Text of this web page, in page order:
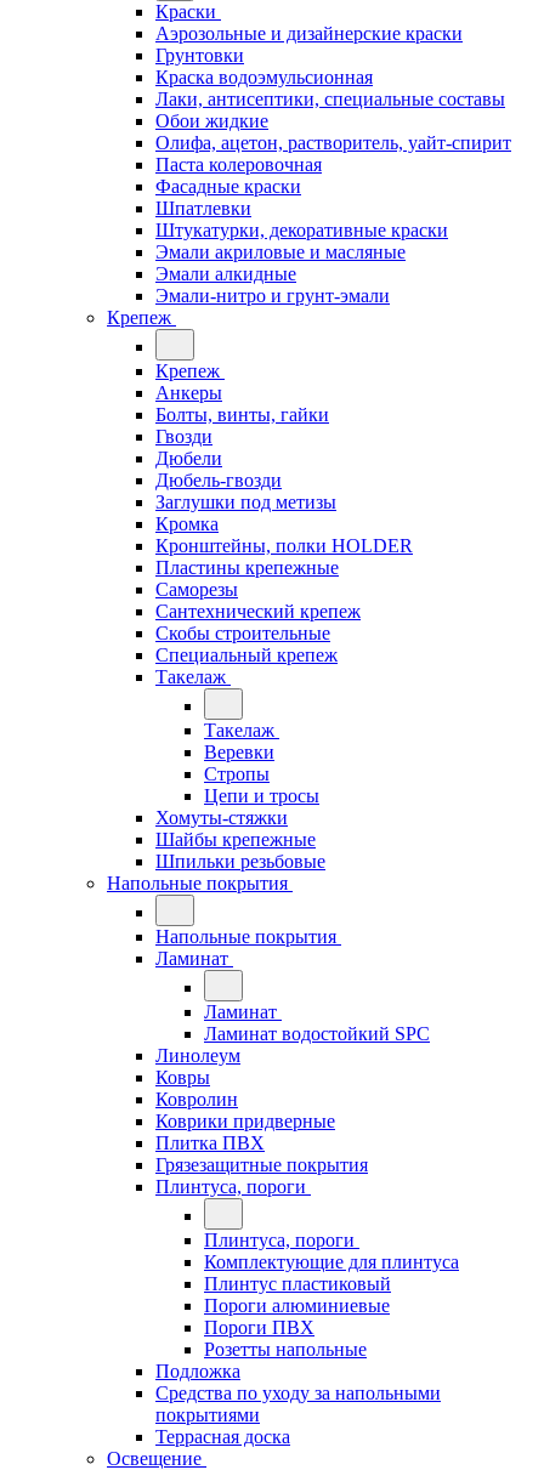
Краски
Аэрозольные и дизайнерские краски
Грунтовки
Краска водоэмульсионная
Лаки, антисептики, специальные составы
Обои жидкие
Олифа, ацетон, растворитель, уайт-спирит
Паста колеровочная
Фасадные краски
Шпатлевки
Штукатурки, декоративные краски
Эмали акриловые и масляные
Эмали алкидные
Эмали-нитро и грунт-эмали
Крепеж
Крепеж
Анкеры
Болты, винты, гайки
Гвозди
Дюбели
Дюбель-гвозди
Заглушки под метизы
Кромка
Кронштейны, полки НОLDER
Пластины крепежные
Саморезы
Сантехнический крепеж
Скобы строительные
Специальный крепеж
Такелаж
Такелаж
Веревки
Стропы
Цепи и тросы
Хомуты-стяжки
Шайбы крепежные
Шпильки резьбовые
Напольные покрытия
Напольные покрытия
Ламинат
Ламинат
Ламинат водостойкий SPC
Линолеум
Ковры
Ковролин
Коврики придверные
Плитка ПВХ
Грязезащитные покрытия
Плинтуса, пороги
Плинтуса, пороги
Комплектующие для плинтуса
Плинтус пластиковый
Пороги алюминиевые
Пороги ПВХ
Розетты напольные
Подложка
Средства по уходу за напольными
покрытиями
Террасная доска
Освещение